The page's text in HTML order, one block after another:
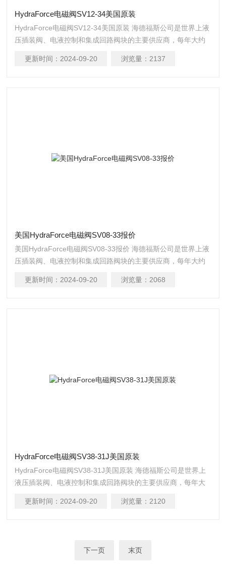
HydraForce电磁阀SV12-34美国原装
HydraForce电磁阀SV12-34美国原装 海德福斯公司是世界上液
压插装阀、电液控制和集成回路阀块的主要供应商，每年大约
更新时间： 2024-09-20 浏览量： 2137
美国HydraForce电磁阀SV08-33报价
美国HydraForce电磁阀SV08-33报价 海德福斯公司是世界上液
压插装阀、电液控制和集成回路阀块的主要供应商，每年大约
更新时间： 2024-09-20 浏览量： 2068
HydraForce电磁阀SV38-31J美国原装
HydraForce电磁阀SV38-31J美国原装 海德福斯公司是世界上
液压插装阀、电液控制和集成回路阀块的主要供应商，每年大
更新时间： 2024-09-20 浏览量： 2120
下一页 末页